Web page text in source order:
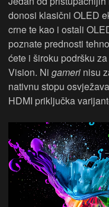
donosi klasični OLED
crne te kao i ostali
poznate prednosti
ćete i široku podršku
Vision. Ni gameri nisu
nativnu stopu
HDMI priključka